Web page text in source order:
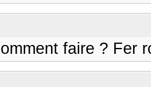
faire ? Fer